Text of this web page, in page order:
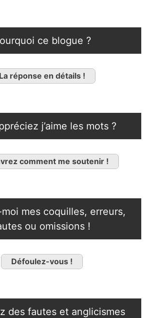
ce blogue ?
La réponse en détails !
j’aime les mots ?
comment me soutenir !
mes coquilles, erreurs,
ou omissions !
Défoulez-vous !
des fautes et anglicismes